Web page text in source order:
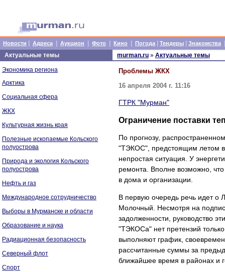
Новости Адреса Аукцион Фото Кино Погода Тендеры Знакомства
Актуальные темы
Экономика региона
Арктика
Социальная сфера
ЖКХ
Культурная жизнь края
Полезные ископаемые Кольского
полуострова
Природа и экология Кольского
полуострова
Нефть и газ
Международное сотрудничество
Выборы в Мурманске и области
Образование и наука
Радиационная безопасность
Северный флот
Спорт
murman.ru » Актуальные темы
Проблемы ЖКХ
16 апреля 2004 г. 11:16
ГТРК "Мурман"
Ограничение поставки
По прогнозу,
"ТЭКОС", предстоящим летом
непростая ситуация. У
ремонта. Вполне возможно,
в дома и организации.
В первую очередь речь идет о
Молочный. Несмотря на
задолженности, руководство
"ТЭКОСа" нет претензий
выполняют график,
рассчитанные суммы за
ближайшее время в районах и